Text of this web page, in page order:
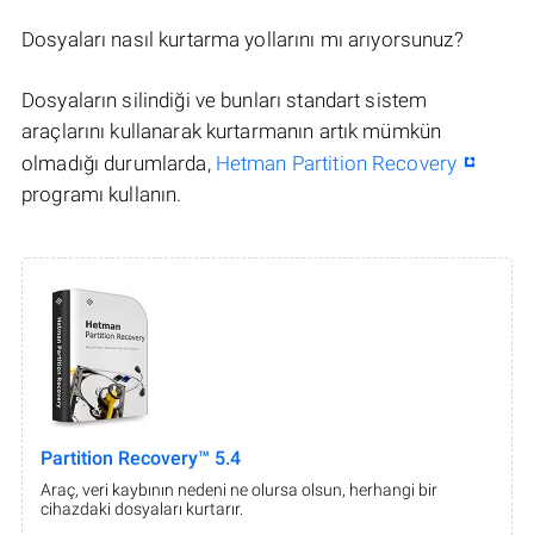
Dosyaları nasıl kurtarma yollarını mı arıyorsunuz?
Dosyaların silindiği ve bunları standart sistem
araçlarını kullanarak kurtarmanın artık mümkün
olmadığı durumlarda, Hetman Partition Recovery
programı kullanın.
Partition Recovery™ 5.4
Araç, veri kaybının nedeni ne olursa olsun, herhangi bir
cihazdaki dosyaları kurtarır.